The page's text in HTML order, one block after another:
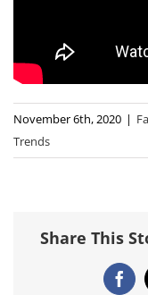
November 6th, 2020 |
Trends
Share This